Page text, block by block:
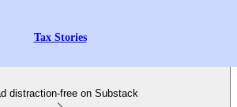
Tax Stories
distraction-free on Substack